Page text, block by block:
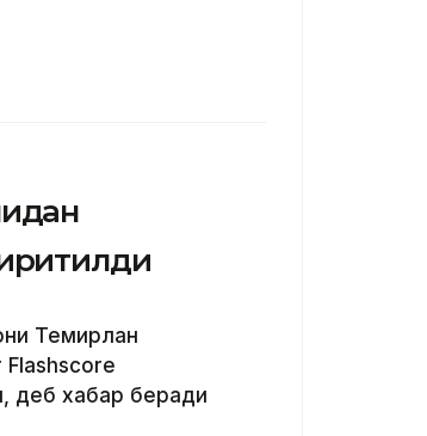
Темирлан
Flashscore
деб хабар беради